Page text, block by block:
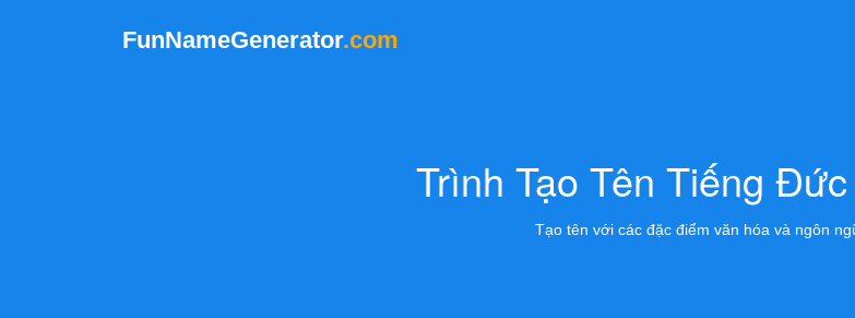
FunNameGenerator.com
Trình Tạo Tên Tiếng
Tạo tên với các đặc điểm văn hóa và ngôn